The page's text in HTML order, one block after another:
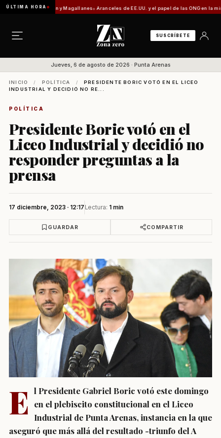
ÚLTIMA HORA
entre Aysén y Magallanes Aranceles de EE.UU. y el papel de las ONG en la mira de
SUSCRÍBETE
Jueves, 6 de agosto de 2026 · Punta Arenas
INICIO / POLÍTICA /
PRESIDENTE BORIC VOTÓ EN EL LICEO
INDUSTRIAL Y DECIDIÓ NO RE...
POLÍTICA
Presidente Boric votó en el
Liceo Industrial y decidió no
responder preguntas a la
prensa
17 diciembre, 2023 · 12:17 Lectura: 1 min
GUARDAR COMPARTIR
E l Presidente Gabriel Boric votó este domingo
en el plebiscito constitucional en el Liceo
Industrial de Punta Arenas, instancia en la que
aseguró que más allá del resultado -triunfo del A